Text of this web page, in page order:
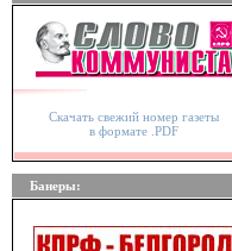
Скачать свежий номер газеты
в формате .PDF
Банеры: